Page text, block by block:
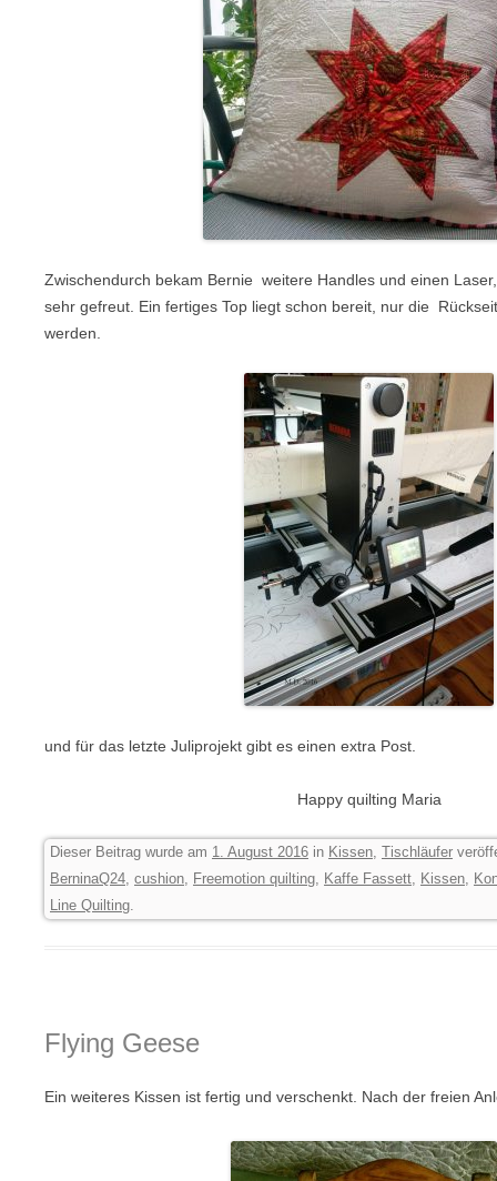
Zwischendurch bekam Bernie weitere Handles und einen
sehr gefreut. Ein fertiges Top liegt schon bereit, nur die
werden.
und für das letzte Juliprojekt gibt es einen extra Post.
Happy quilting Maria
Dieser Beitrag wurde am 1. August 2016 in Kissen, Tischläufer
BerninaQ24, cushion, Freemotion quilting, Kaffe Fassett, Kissen,
Line Quilting.
Flying Geese
Ein weiteres Kissen ist fertig und verschenkt. Nach der freien